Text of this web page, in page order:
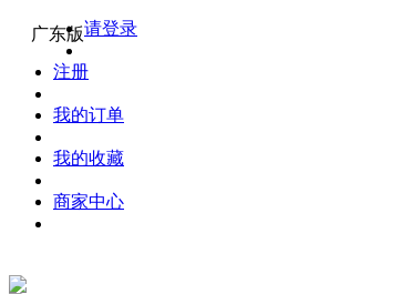
广东版请登录
注册
我的订单
我的收藏
商家中心